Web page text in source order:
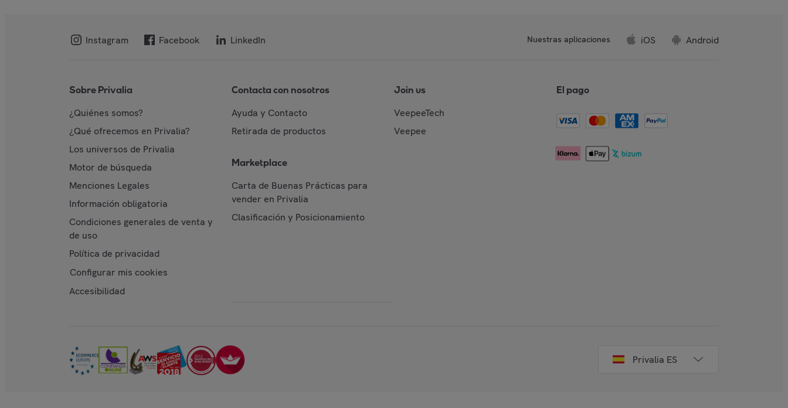
Instagram Facebook LinkedIn Nuestras aplicaciones iOS Android
Sobre Privalia
¿Quiénes somos?
¿Qué ofrecemos en Privalia?
Los universos de Privalia
Motor de búsqueda
Menciones Legales
Información obligatoria
Condiciones generales de venta y
de uso
Política de privacidad
Configurar mis cookies
Accesibilidad
Contacta con nosotros
Ayuda y Contacto
Retirada de productos
Marketplace
Carta de Buenas Prácticas para
vender en Privalia
Clasificación y Posicionamiento
Join us
VeepeeTech
Veepee
El pago
Privalia ES